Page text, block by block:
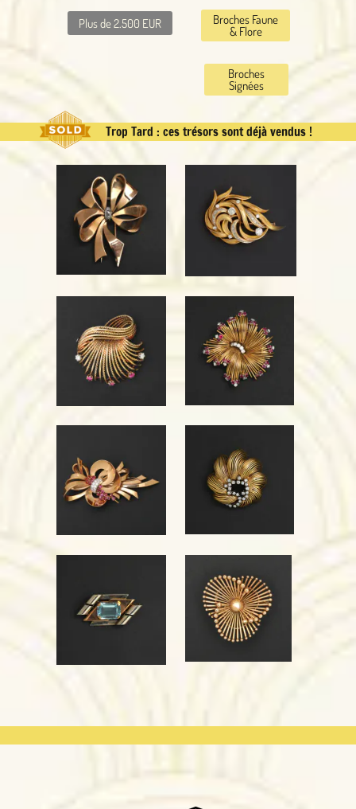
Broches
Signées
Broches Faune
& Flore
Plus de 2.500 EUR
Trop Tard : ces trésors sont déjà vendus !